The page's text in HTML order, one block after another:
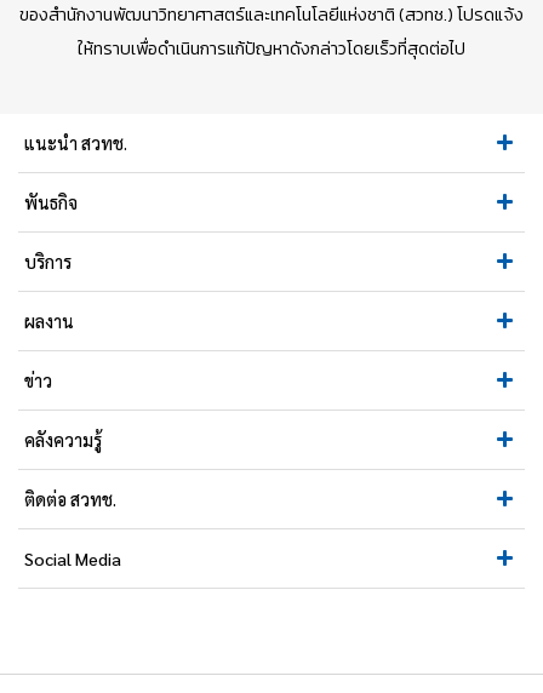
ของสำนักงานพัฒนาวิทยาศาสตร์และเทคโนโลยีแห่งชาติ (สวทช.) โปรดแจ้ง
ให้ทราบเพื่อดำเนินการแก้ปัญหาดังกล่าวโดยเร็วที่สุดต่อไป
แนะนำ สวทช.
พันธกิจ
บริการ
ผลงาน
ข่าว
คลังความรู้
ติดต่อ สวทช.
Social Media